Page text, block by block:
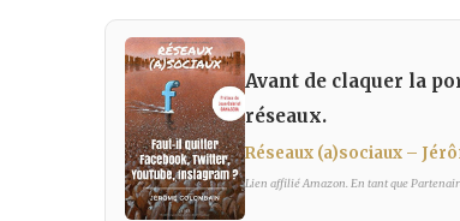
Avant de claquer la
réseaux.
Réseaux (a)sociaux –
Lien affilié Amazon. En tant que